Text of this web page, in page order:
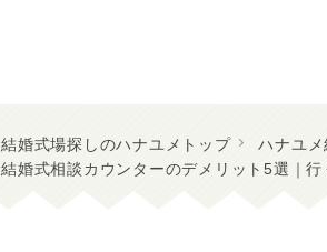
結婚式場探しのハナユメトップ ハナユ
結婚式相談カウンターのデメリット5選｜